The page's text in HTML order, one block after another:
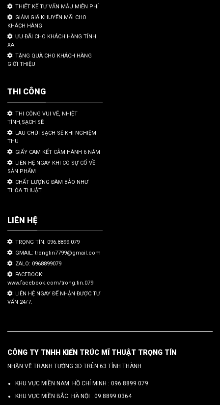
THIẾT KẾ TƯ VẤN MẪU MIỄN PHÍ
GIẢM GIÁ KHUYẾN MÃI CHO
KHÁCH HÀNG
ƯU ĐÃI CHO KHÁCH HÀNG TỈNH
XA
TẶNG QUÀ CHO KHÁCH HÀNG
GIỚI THIỆU
THI CÔNG
THI CÔNG VUI VẼ, NHIỆT
TÌNH,SẠCH SẼ
LAU CHÙI SẠCH SẼ KHI NGHIỆM
THU
GIẤY CAM KẾT CẢM HÀNH 6 NĂM
LIÊN HỆ NGAY KHI CÓ SỰ CỐ VỀ
SẢN PHẨM
CHẤT LƯỢNG ĐÀM BẢO NHƯ
THỎA THUẬT
LIÊN HỆ
TRỌNG TÍN: 096.8899.079
GMAIL: trongtin7799@gmail.com
ZALO: 0968899079
FACEBOOK:
www.facebook.com/trong.tin.079
LIÊN HỆ NGAY ĐỂ NHẬN ĐƯỢC TƯ
VẤN 24/7.
CÔNG TY TNHH KIẾN TRÚC MĨ THUẬT TRỌNG TÍN
NHẬN VẼ TRANH TƯỜNG 3D TRÊN 63 TỈNH THÀNH
KHU VỰC MIỀN NAM: HỒ CHÍ MINH : 096 8899 079
KHU VỰC MIỀN BẮC: HÀ NỘI : 09.8899.0364